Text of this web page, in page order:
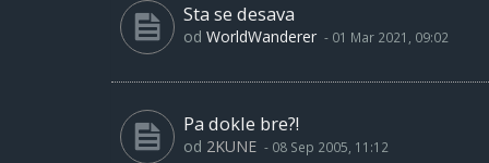
Sta se desava
od WorldWanderer - 01 Mar 2021, 09:02
Pa dokle bre?!
od 2KUNE - 08 Sep 2005, 11:12